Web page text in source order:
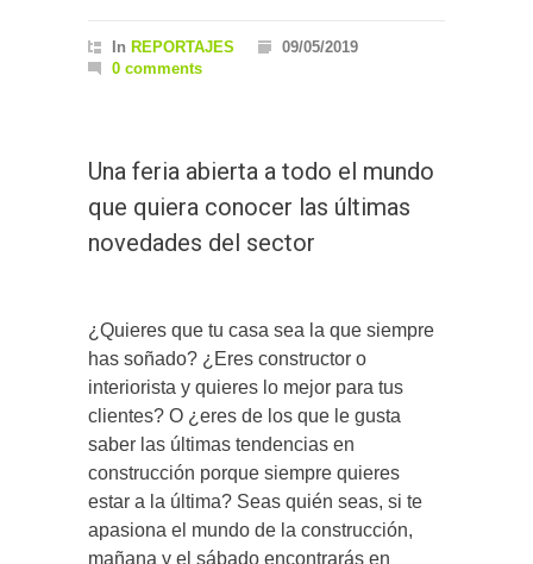
In REPORTAJES
09/05/2019
0 comments
Una feria abierta a todo el mundo
que quiera conocer las últimas
novedades del sector
¿Quieres que tu casa sea la que siempre
has soñado? ¿Eres constructor o
interiorista y quieres lo mejor para tus
clientes? O ¿eres de los que le gusta
saber las últimas tendencias en
construcción porque siempre quieres
estar a la última? Seas quién seas, si te
apasiona el mundo de la construcción,
mañana y el sábado encontrarás en